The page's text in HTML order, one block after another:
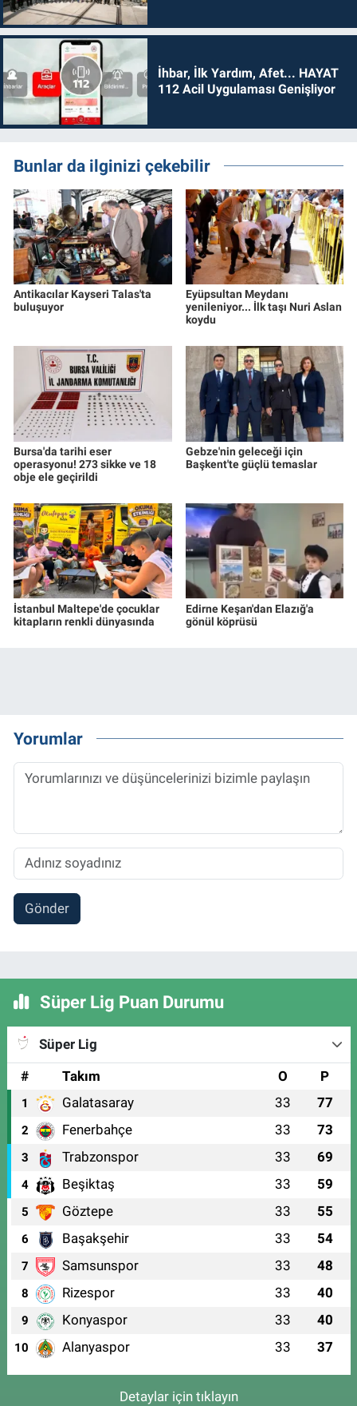
İhbar, İlk Yardım, Afet... HAYAT
112 Acil Uygulaması Genişliyor
Bunlar da ilginizi çekebilir
Antikacılar Kayseri Talas'ta
buluşuyor
Eyüpsultan Meydanı
yenileniyor... İlk taşı Nuri Aslan
koydu
Bursa'da tarihi eser
operasyonu! 273 sikke ve 18
obje ele geçirildi
Gebze'nin geleceği için
Başkent'te güçlü temaslar
İstanbul Maltepe'de çocuklar
kitapların renkli dünyasında
Edirne Keşan'dan Elazığ'a
gönül köprüsü
Yorumlar
Gönder
Süper Lig Puan Durumu
Süper Lig
#
Takım O P
1 Galatasaray 33 77
2 Fenerbahçe 33 73
3 Trabzonspor 33 69
4 Beşiktaş 33 59
5 Göztepe 33 55
6 Başakşehir 33 54
7 Samsunspor 33 48
8 Rizespor 33 40
9 Konyaspor 33 40
10 Alanyaspor 33 37
Detaylar için tıklayın